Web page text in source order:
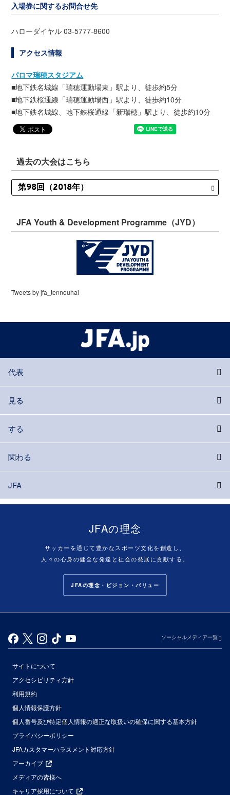
入場券に関するお問合せ先
ハローダイヤル 03-5777-8600
アクセス情報
パロマ瑞穂スタジアム
■地下鉄名城線「瑞穂運動場東」駅より、徒歩約5分
■地下鉄桜通線「瑞穂運動場西」駅より、徒歩約10分
■地下鉄名城線、地下鉄桜通線「新瑞穂」駅より、徒歩約10分
過去の大会はこちら
JFA Youth & Development Programme（JYD）
Tweets by jfa_tennouhai
代表
見る
する
関わる
JFA
JFAの理念
サッカーを通じて豊かなスポーツ文化を創造し、
人々の心身の健全な発達と社会の発展に貢献する。
JFAの理念・ビジョン・バリュー
ソーシャルメディア一覧
サイトについて
アクセシビリティ方針
利用規約
個人情報保護方針
個人番号及び特定個人情報の適正な取扱いの確保に関する基本方針
プライバシーポリシー
JFAカスタマーハラスメント対応方針
アーカイブ
メディアの皆様へ
キャリア採用について